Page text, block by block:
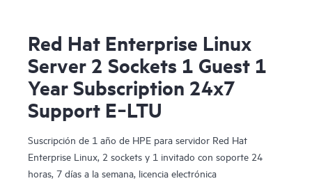
Red Hat Enterprise Linux
Server 2 Sockets 1 Guest 1
Year Subscription 24x7
Support E‑LTU
Suscripción de 1 año de HPE para servidor Red Hat
Enterprise Linux, 2 sockets y 1 invitado con soporte 24
horas, 7 días a la semana, licencia electrónica